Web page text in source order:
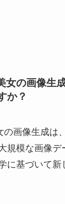
女の画像生
か？
の画像生成は
規模な画像デ
に基づいて新